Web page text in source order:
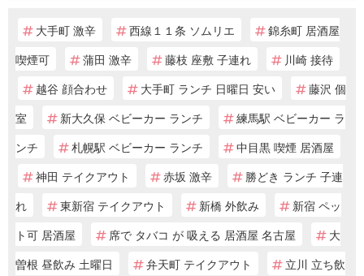
大手町 激辛 西線１１条 ソムリエ
錦糸町 居酒屋
喫煙可
蒲田 激辛 藤枝 座敷 子連れ
川崎 接待
越谷 顔合わせ
大手町 ランチ 日曜日 安い
藤沢 個
室
新大久保 ベビーカー ランチ
練馬駅 ベビーカー ラ
ンチ
札幌駅 ベビーカー ランチ
中目黒 喫煙 居酒屋
神田 テイクアウト
赤坂 激辛
勝どき ランチ 子連
れ
東新宿 テイクアウト 新橋 外飲み
新宿 ペッ
ト可 居酒屋
席で タバコ が 吸える 居酒屋 名古屋
大
曽根 昼飲み 土曜日
弁天町 テイクアウト
立川 立ち飲